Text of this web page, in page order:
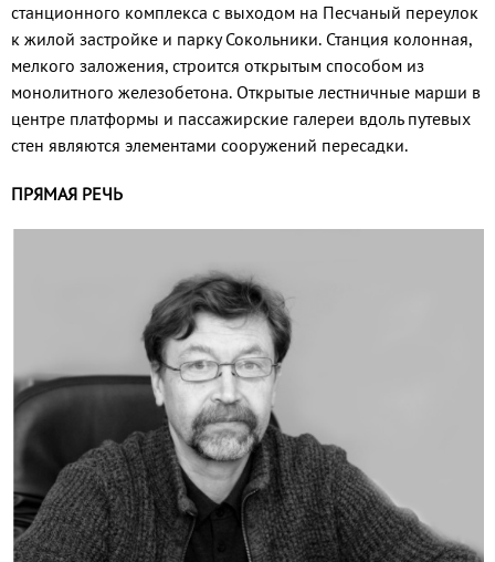
станционного ком­плекса с выходом на Песчаный переулок
к жилой застройке и парку Сокольники. Станция колонная,
мелкого заложения, строится открытым способом из
монолит­ного железобетона. Открытые лестничные марши в
центре платформы и пассажир­ские галереи вдоль путевых
стен являются элементами сооружений пересадки.
ПРЯМАЯ РЕЧЬ